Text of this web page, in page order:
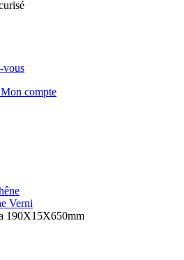
vous
Mon compte
Verni
190X15X650mm